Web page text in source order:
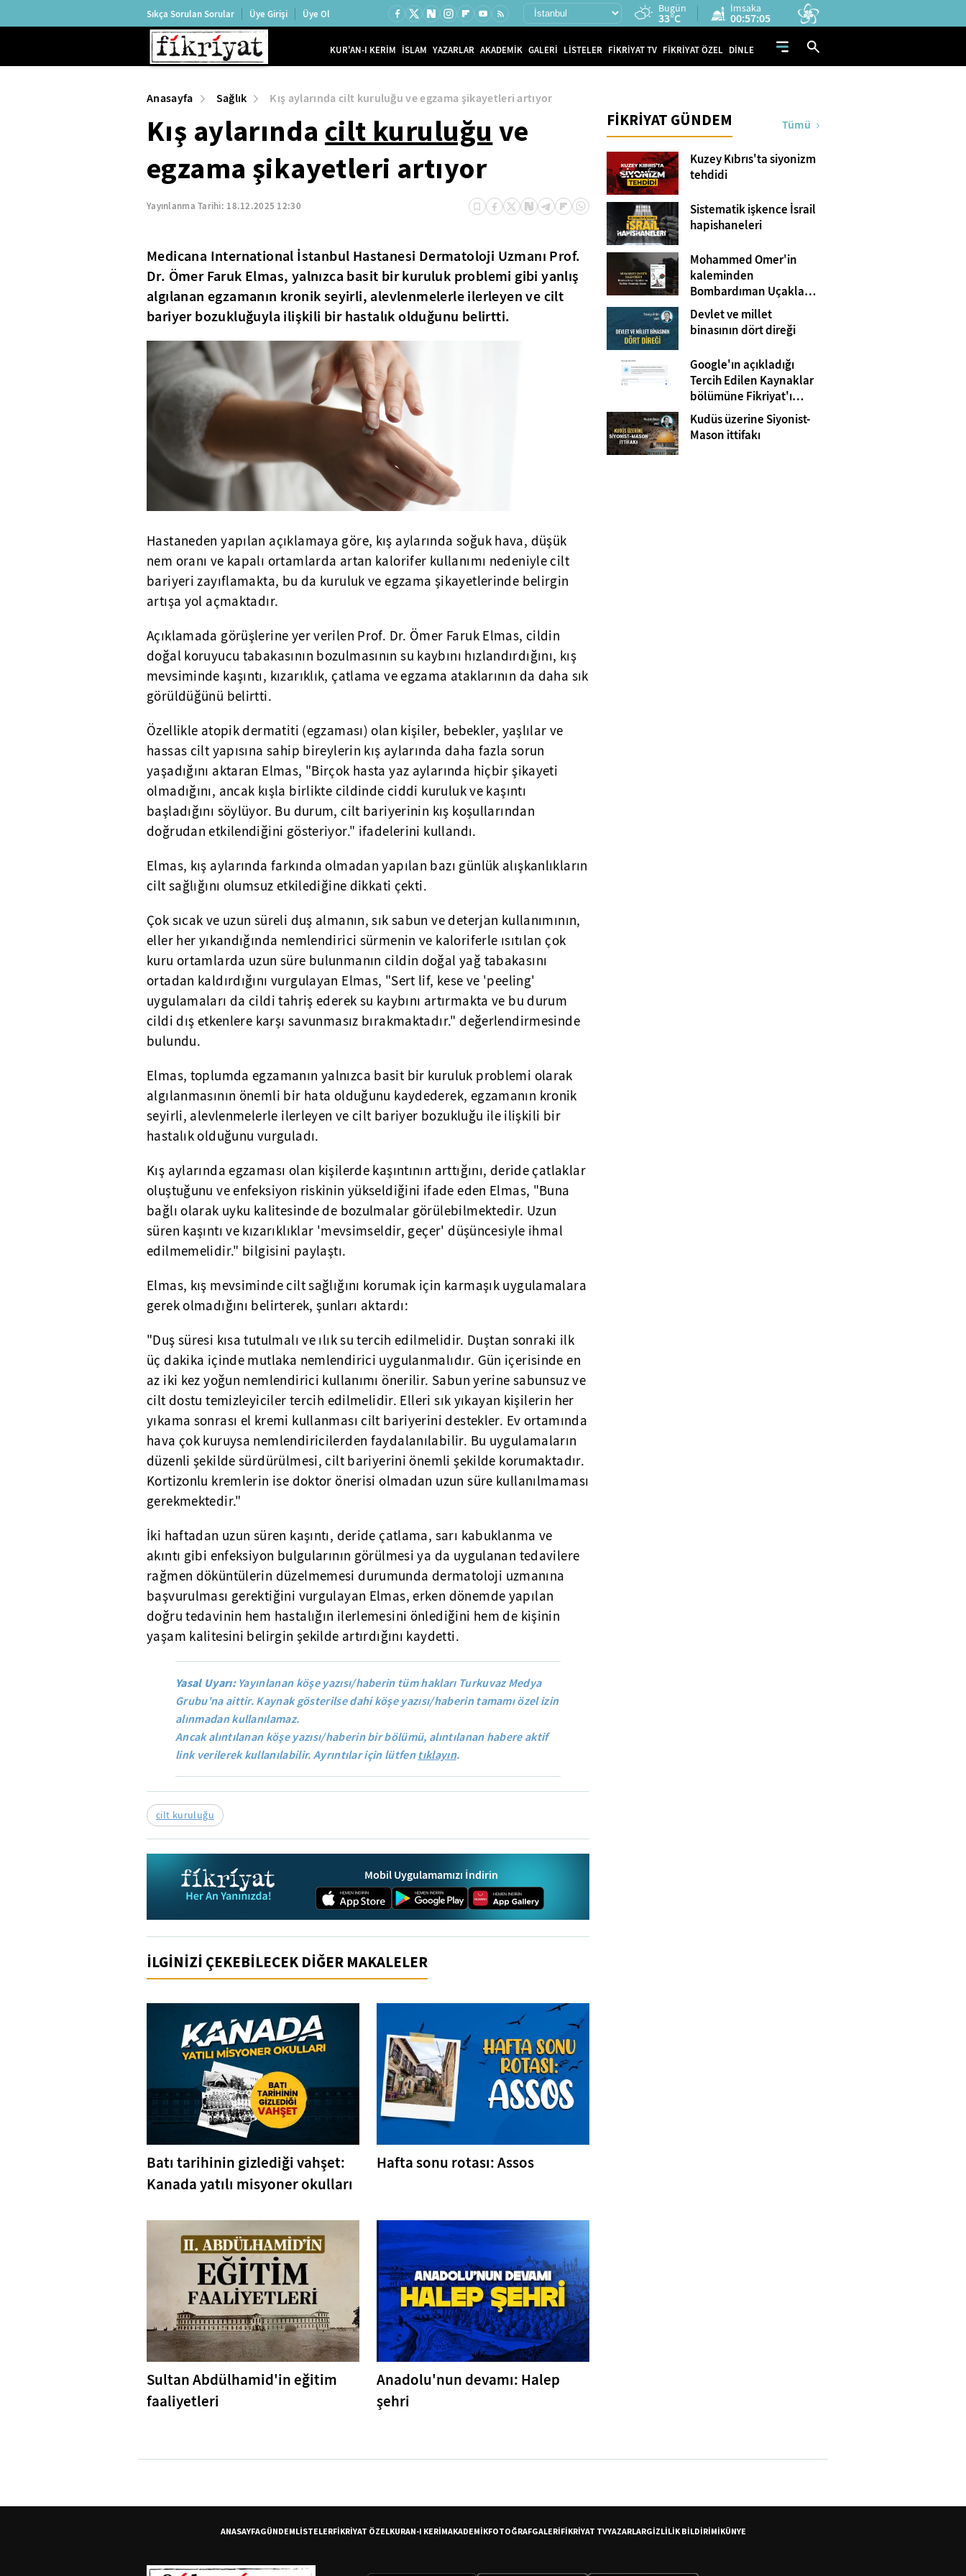
Sıkça Sorulan Sorular Üye Girişi Üye Ol Bugün
33°C
İmsaka
00:57:04
KUR'AN-I KERİM İSLAM YAZARLAR AKADEMİK GALERİ LİSTELER FİKRİYAT TV FİKRİYAT ÖZEL DİNLE
Anasayfa Sağlık Kış aylarında cilt kuruluğu ve egzama şikayetleri artıyor
Kış aylarında cilt kuruluğu ve
egzama şikayetleri artıyor
Yayınlanma Tarihi: 18.12.2025 12:30
Medicana International İstanbul Hastanesi Dermatoloji Uzmanı Prof.
Dr. Ömer Faruk Elmas, yalnızca basit bir kuruluk problemi gibi yanlış
algılanan egzamanın kronik seyirli, alevlenmelerle ilerleyen ve cilt
bariyer bozukluğuyla ilişkili bir hastalık olduğunu belirtti.
Hastaneden yapılan açıklamaya göre, kış aylarında soğuk hava, düşük
nem oranı ve kapalı ortamlarda artan kalorifer kullanımı nedeniyle cilt
bariyeri zayıflamakta, bu da kuruluk ve egzama şikayetlerinde belirgin
artışa yol açmaktadır.
Açıklamada görüşlerine yer verilen Prof. Dr. Ömer Faruk Elmas, cildin
doğal koruyucu tabakasının bozulmasının su kaybını hızlandırdığını, kış
mevsiminde kaşıntı, kızarıklık, çatlama ve egzama ataklarının da daha sık
görüldüğünü belirtti.
Özellikle atopik dermatiti (egzaması) olan kişiler, bebekler, yaşlılar ve
hassas cilt yapısına sahip bireylerin kış aylarında daha fazla sorun
yaşadığını aktaran Elmas, "Birçok hasta yaz aylarında hiçbir şikayeti
olmadığını, ancak kışla birlikte cildinde ciddi kuruluk ve kaşıntı
başladığını söylüyor. Bu durum, cilt bariyerinin kış koşullarından
doğrudan etkilendiğini gösteriyor." ifadelerini kullandı.
Elmas, kış aylarında farkında olmadan yapılan bazı günlük alışkanlıkların
cilt sağlığını olumsuz etkilediğine dikkati çekti.
Çok sıcak ve uzun süreli duş almanın, sık sabun ve deterjan kullanımının,
eller her yıkandığında nemlendirici sürmenin ve kaloriferle ısıtılan çok
kuru ortamlarda uzun süre bulunmanın cildin doğal yağ tabakasını
ortadan kaldırdığını vurgulayan Elmas, "Sert lif, kese ve 'peeling'
uygulamaları da cildi tahriş ederek su kaybını artırmakta ve bu durum
cildi dış etkenlere karşı savunmasız bırakmaktadır." değerlendirmesinde
bulundu.
Elmas, toplumda egzamanın yalnızca basit bir kuruluk problemi olarak
algılanmasının önemli bir hata olduğunu kaydederek, egzamanın kronik
seyirli, alevlenmelerle ilerleyen ve cilt bariyer bozukluğu ile ilişkili bir
hastalık olduğunu vurguladı.
Kış aylarında egzaması olan kişilerde kaşıntının arttığını, deride çatlaklar
oluştuğunu ve enfeksiyon riskinin yükseldiğini ifade eden Elmas, "Buna
bağlı olarak uyku kalitesinde de bozulmalar görülebilmektedir. Uzun
süren kaşıntı ve kızarıklıklar 'mevsimseldir, geçer' düşüncesiyle ihmal
edilmemelidir." bilgisini paylaştı.
Elmas, kış mevsiminde cilt sağlığını korumak için karmaşık uygulamalara
gerek olmadığını belirterek, şunları aktardı:
"Duş süresi kısa tutulmalı ve ılık su tercih edilmelidir. Duştan sonraki ilk
üç dakika içinde mutlaka nemlendirici uygulanmalıdır. Gün içerisinde en
az iki kez yoğun nemlendirici kullanımı önerilir. Sabun yerine sabunsuz ve
cilt dostu temizleyiciler tercih edilmelidir. Elleri sık yıkayan kişilerin her
yıkama sonrası el kremi kullanması cilt bariyerini destekler. Ev ortamında
hava çok kuruysa nemlendiricilerden faydalanılabilir. Bu uygulamaların
düzenli şekilde sürdürülmesi, cilt bariyerini önemli şekilde korumaktadır.
Kortizonlu kremlerin ise doktor önerisi olmadan uzun süre kullanılmaması
gerekmektedir."
İki haftadan uzun süren kaşıntı, deride çatlama, sarı kabuklanma ve
akıntı gibi enfeksiyon bulgularının görülmesi ya da uygulanan tedavilere
rağmen döküntülerin düzelmemesi durumunda dermatoloji uzmanına
başvurulması gerektiğini vurgulayan Elmas, erken dönemde yapılan
doğru tedavinin hem hastalığın ilerlemesini önlediğini hem de kişinin
yaşam kalitesini belirgin şekilde artırdığını kaydetti.
Yasal Uyarı:Yayınlanan köşe yazısı/haberin tüm hakları Turkuvaz Medya
Grubu'na aittir. Kaynak gösterilse dahi köşe yazısı/haberin tamamı özel izin
alınmadan kullanılamaz.
Ancak alıntılanan köşe yazısı/haberin bir bölümü, alıntılanan habere aktif
link verilerek kullanılabilir. Ayrıntılar için lütfentıklayın.
cilt kuruluğu
Mobil Uygulamamızı İndirin
İLGİNİZİ ÇEKEBİLECEK DİĞER MAKALELER
Batı tarihinin gizlediği vahşet:
Kanada yatılı misyoner okulları
Hafta sonu rotası: Assos
Sultan Abdülhamid'in eğitim
faaliyetleri
Anadolu'nun devamı: Halep
şehri
FİKRİYAT GÜNDEM Tümü
Kuzey Kıbrıs'ta siyonizm
tehdidi
Sistematik işkence İsrail
hapishaneleri
Mohammed Omer'in
kaleminden
Bombardıman Uçakları
ve Tanklar Arasında
Gazze
Devlet ve millet
binasının dört direği
Google'ın açıkladığı
Tercih Edilen Kaynaklar
bölümüne Fikriyat'ı
eklemeyi unutmayın!
Kudüs üzerine Siyonist-
Mason ittifakı
ANASAYFAGÜNDEMLİSTELERFİKRİYAT ÖZELKURAN-I KERİMAKADEMİKFOTOĞRAFGALERİFİKRİYAT TVYAZARLARGİZLİLİK BİLDİRİMİKÜNYE